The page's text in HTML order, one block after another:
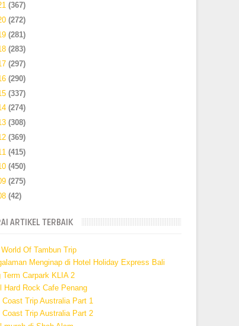
(367)
(272)
(281)
(283)
(297)
(290)
(337)
(274)
(308)
(369)
(415)
(450)
(275)
(42)
ARTIKEL TERBAIK
Of Tambun Trip
Menginap di Hotel Holiday Express Bali
Term Carpark KLIA 2
Hard Rock Cafe Penang
Coast Trip Australia Part 1
Coast Trip Australia Part 2